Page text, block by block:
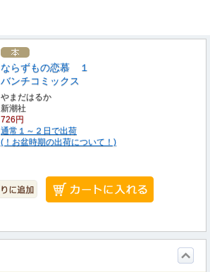
ならずもの恋慕 １
バンチコミックス
やまだはるか
新潮社
726円
通常１～２日で出荷
(！お盆時期の出荷について！)